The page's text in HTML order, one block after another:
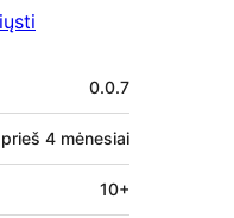
0.0.7
prieš 4 mėnesiai
10+